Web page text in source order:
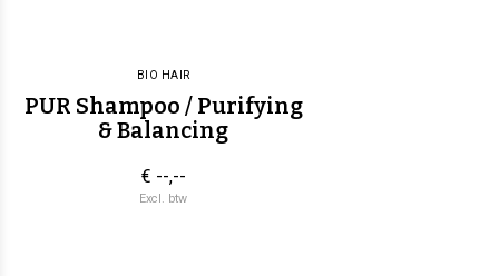
BIO HAIR
PUR Shampoo / Purifying
& Balancing
€ --,--
Excl. btw